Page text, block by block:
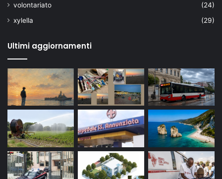
volontariato
(24)
xylella
(29)
Ultimi aggiornamenti